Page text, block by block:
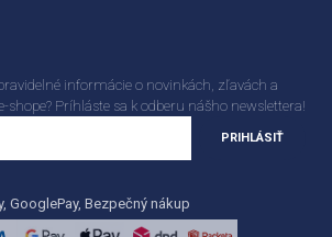
informácie o novinkách, zľavách a
shope? Príhláste sa k odberu nášho newslettera!
PRIHLÁSIŤ
GooglePay, Bezpečný nákup